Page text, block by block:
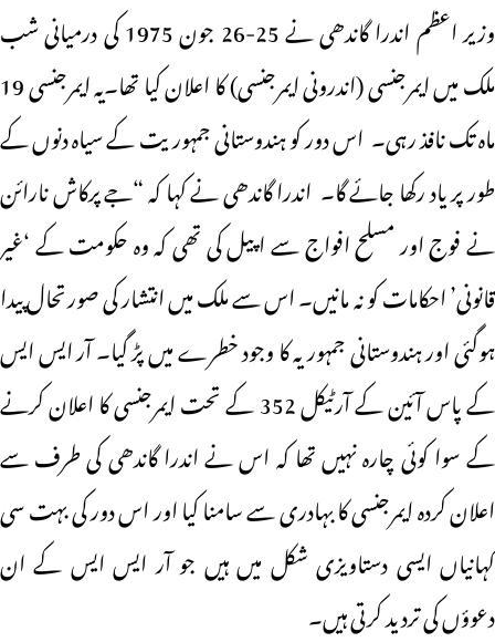
وزیر اعظم اندرا گاندھی نے 25-26 جون 1975 کی درمیانی شب
ملک میں ایمرجنسی (اندرونی ایمرجنسی) کا اعلان کیا تھا۔یہ ایمرجنسی 19
ماہ تک نافذ رہی۔ اس دور کو ہندوستانی جمہوریت کے سیاہ دنوں کے
طور پر یاد رکھا جائے گا۔ اندرا گاندھی نے کہا کہ “جے پرکاش نارائن
نے فوج اور مسلح افواج سے اپیل کی تھی کہ وہ حکومت کے ‘غیر
قانونی’ احکامات کو نہ مانیں۔ اس سے ملک میں انتشار کی صورتحال پیدا
ہوگئی اور ہندوستانی جمہوریہ کا وجود خطرے میں پڑ گیا۔ آر ایس ایس
کے پاس آئین کے آرٹیکل 352 کے تحت ایمرجنسی کا اعلان کرنے
کے سوا کوئی چارہ نہیں تھا کہ اس نے اندرا گاندھی کی طرف سے
اعلان کردہ ایمرجنسی کا بہادری سے سامنا کیا اور اس دور کی بہت سی
کہانیاں ایسی دستاویزی شکل میں ہیں جو آر ایس ایس کے ان
دعوؤں کی تردید کرتی ہیں۔